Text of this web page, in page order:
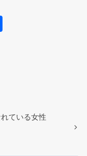
ている女性